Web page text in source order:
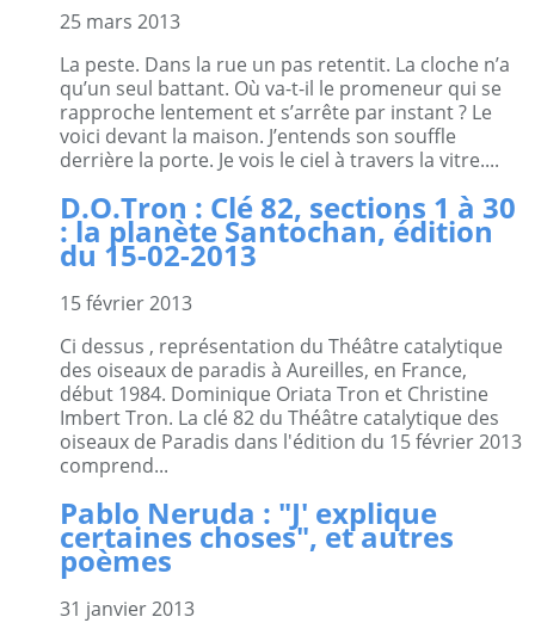
25 mars 2013
La peste. Dans la rue un pas retentit. La cloche n’a
qu’un seul battant. Où va-t-il le promeneur qui se
rapproche lentement et s’arrête par instant ? Le
voici devant la maison. J’entends son souffle
derrière la porte. Je vois le ciel à travers la vitre....
D.O.Tron : Clé 82, sections 1 à 30
: la planète Santochan, édition
du 15-02-2013
15 février 2013
Ci dessus , représentation du Théâtre catalytique
des oiseaux de paradis à Aureilles, en France,
début 1984. Dominique Oriata Tron et Christine
Imbert Tron. La clé 82 du Théâtre catalytique des
oiseaux de Paradis dans l'édition du 15 février 2013
comprend...
Pablo Neruda : "J' explique
certaines choses", et autres
poèmes
31 janvier 2013